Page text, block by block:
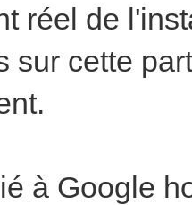
réel de
sur cette
à Google